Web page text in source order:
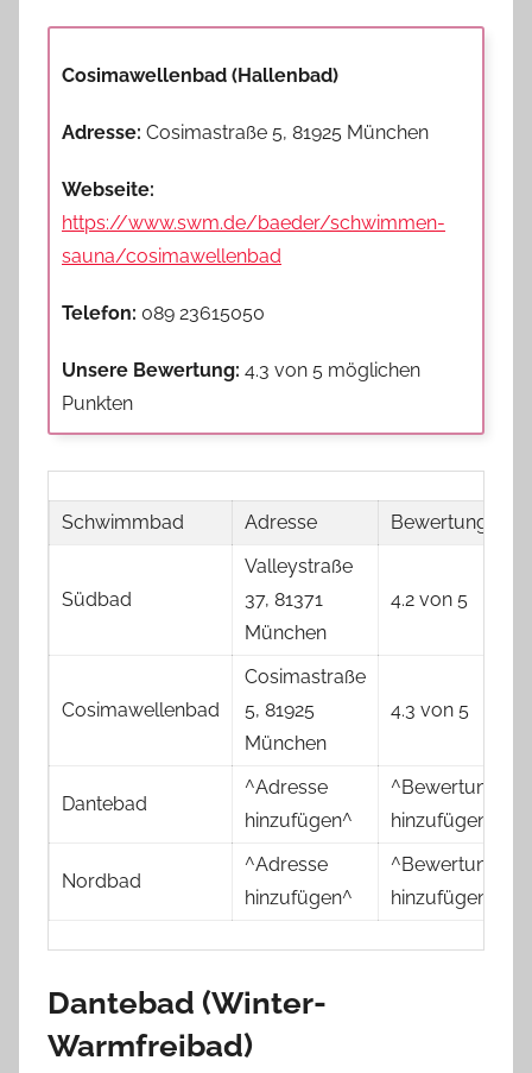
Cosimawellenbad (Hallenbad)
Adresse: Cosimastraße 5, 81925 München
Webseite:
https://www.swm.de/baeder/schwimmen-
sauna/cosimawellenbad
Telefon: 089 23615050
Unsere Bewertung: 4.3 von 5 möglichen
Punkten
Schwimmbad Adresse Bewertung
Südbad
Valleystraße
37, 81371
München
4.2 von 5
Cosimawellenbad
Cosimastraße
5, 81925
München
4.3 von 5
Dantebad
^Adresse
hinzufügen^
^Bewertung
hinzufügen^
Nordbad
^Adresse
hinzufügen^
^Bewertung
hinzufügen^
Dantebad (Winter-
Warmfreibad)